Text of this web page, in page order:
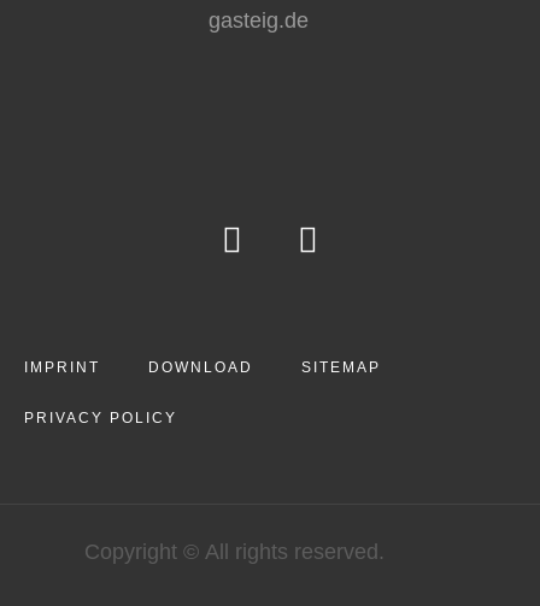
gasteig.de
IMPRINT DOWNLOAD SITEMAP
PRIVACY POLICY
Copyright © All rights reserved.